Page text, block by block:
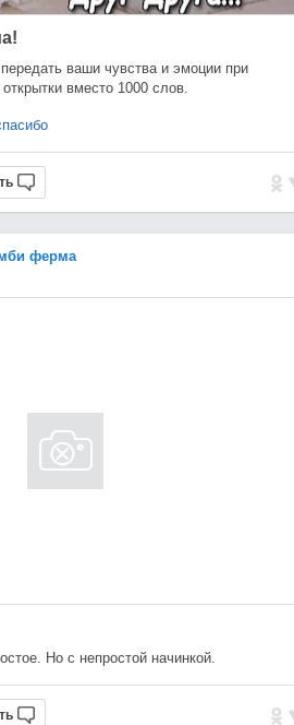
ваши чувства и эмоции при
вместо 1000 слов.
ферма
Но с непростой начинкой.